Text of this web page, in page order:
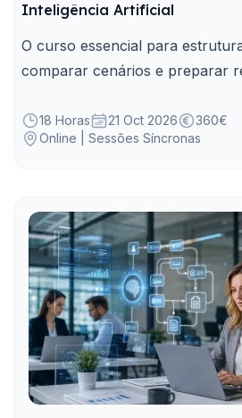
Inteligência Artificial
O curso essencial para
comparar cenários e preparar
18 Horas 21 Oct 2026
360€
Online | Sessões Síncronas